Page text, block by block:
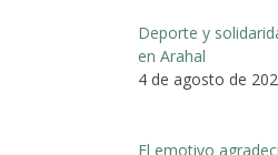
Deporte y
en Arahal
4 de agosto de
El emotivo